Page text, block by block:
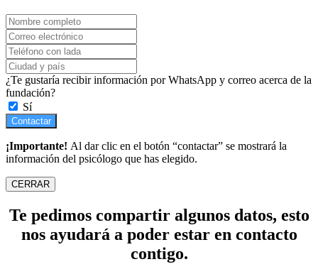
¿Te gustaría recibir información por WhatsApp y correo acerca de la
fundación?
Sí
Contactar
¡Importante! Al dar clic en el botón “contactar” se mostrará la
información del psicólogo que has elegido.
CERRAR
Te pedimos compartir algunos datos, esto
nos ayudará a poder estar en contacto
contigo.